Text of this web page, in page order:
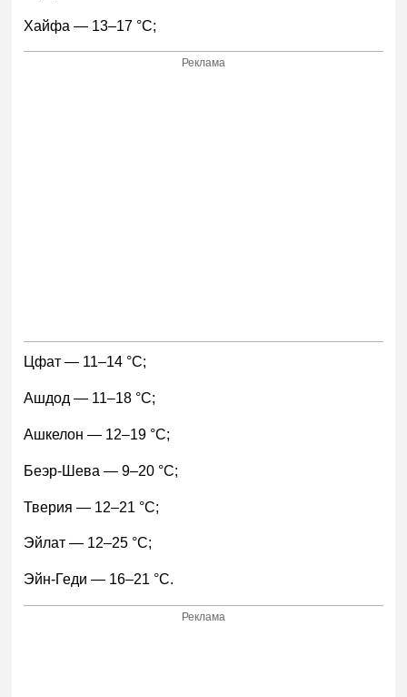
Хайфа — 13–17 °С;
Реклама
Цфат — 11–14 °С;
Ашдод — 11–18 °С;
Ашкелон — 12–19 °С;
Беэр-Шева — 9–20 °С;
Тверия — 12–21 °С;
Эйлат — 12–25 °С;
Эйн-Геди — 16–21 °С.
Реклама